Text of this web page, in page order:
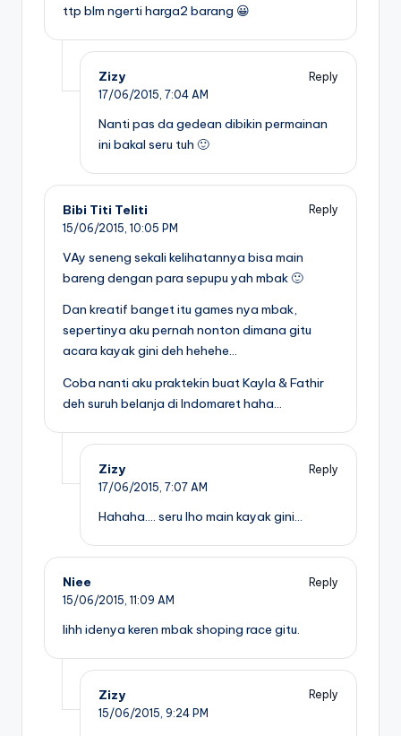
ttp blm ngerti harga2 barang 😀
Zizy
Reply
17/06/2015, 7:04 AM
Nanti pas da gedean dibikin permainan
ini bakal seru tuh 🙂
Bibi Titi Teliti
Reply
15/06/2015, 10:05 PM
VAy seneng sekali kelihatannya bisa main
bareng dengan para sepupu yah mbak 🙂
Dan kreatif banget itu games nya mbak,
sepertinya aku pernah nonton dimana gitu
acara kayak gini deh hehehe…
Coba nanti aku praktekin buat Kayla & Fathir
deh suruh belanja di Indomaret haha…
Zizy
Reply
17/06/2015, 7:07 AM
Hahaha…. seru lho main kayak gini…
Niee
Reply
15/06/2015, 11:09 AM
Iihh idenya keren mbak shoping race gitu.
Zizy
Reply
15/06/2015, 9:24 PM